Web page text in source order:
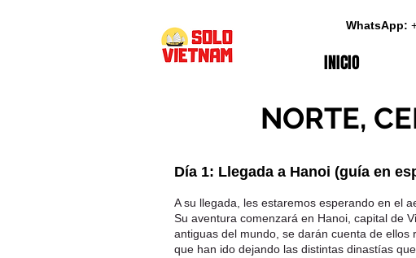
WhatsApp:
INICIO
NORTE,
Día 1: Llegada a Hanoi (guía en
A su llegada, les estaremos esperando en el
Su aventura comenzará en Hanoi, capital de
antiguas del mundo, se darán cuenta de
que han ido dejando las distintas dinastías